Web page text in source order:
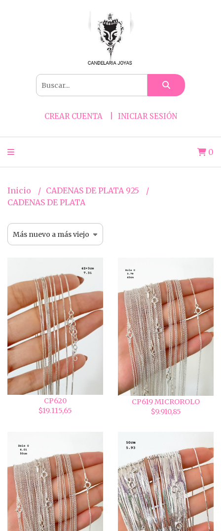
CREAR CUENTA INICIAR SESIÓN
0
Inicio
CADENAS DE PLATA 925
CADENAS DE PLATA
CP620
$19.115,65
CP619 MICROROLO
$9.910,85